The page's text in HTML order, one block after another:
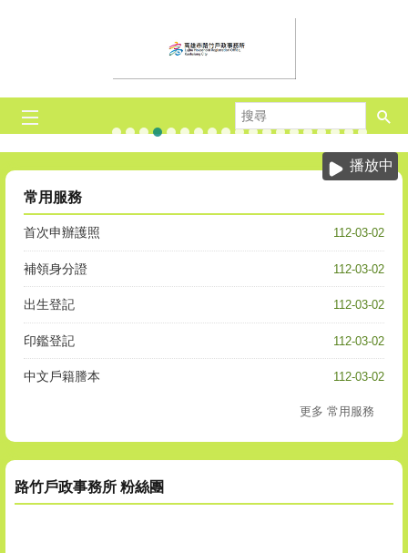
尋
播放中
反詐騙.
出境遷出登記
死亡假日預約結婚
連假暫停
首辦護照
人籍合一
線上申辦戶籍登記
高雄市戶政規費收據查詢系統
行動憑證
憑證反詐騙
當事人死亡
週六服務
人籍合一
自然人憑證
上傳數位
遷出國外
當事
顯
示
圖
假
預
結
婚
常用服務
112-03-02
首次申辦護照
112-03-02
補領身分證
112-03-02
出生登記
112-03-02
印鑑登記
112-03-02
中文戶籍謄本
更多 常用服務
路竹戶政事務所 粉絲團